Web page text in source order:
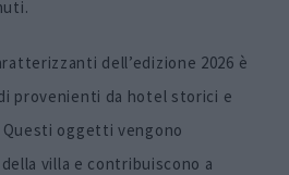
dell’edizione 2026 è
provenienti da hotel storici e
oggetti vengono
villa e contribuiscono a